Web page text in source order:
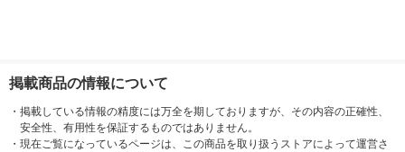
掲載商品の情報について
・ 掲載している情報の精度には万全を期しておりますが、その内容の正確性、
安全性、有用性を保証するものではありません。
・ 現在ご覧になっているページは、この商品を取り扱うストアによって運営さ